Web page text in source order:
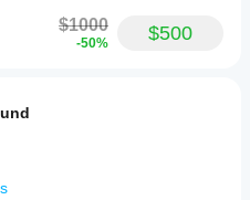
$1000
-50% $500